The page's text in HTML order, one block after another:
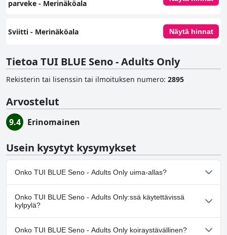
parveke ‑ Merinäköala
Sviitti - Merinäköala Näytä hinnat
Tietoa TUI BLUE Seno - Adults Only
Rekisterin tai lisenssin tai ilmoituksen numero: 2895
Arvostelut
9.4 Erinomainen
Usein kysytyt kysymykset
Onko TUI BLUE Seno - Adults Only uima-allas?
Kyllä, TUI BLUE Seno - Adults Only:ssä on uima-allas/altaita, jotka
kuuluvat yhteen tai useampaan seuraavista luokista: Infinity
uima-allas, Sisäuima-allas, Panoraamamaisema uima-allas,
Ulkouima-allas.
Onko TUI BLUE Seno - Adults Only:ssä käytettävissä
kylpylä?
Kyllä, TUI BLUE Seno - Adults Only tarjoaa kylpylän.
Onko TUI BLUE Seno - Adults Only koiraystävällinen?